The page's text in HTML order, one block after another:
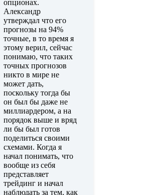
опционах.
Александр
утверждал что его
прогнозы на 94%
точные, в то время я
этому верил, сейчас
понимаю, что таких
точных прогнозов
никто в мире не
может дать,
поскольку тогда бы
он был бы даже не
миллиардером, а на
порядок выше и вряд
ли бы был готов
поделиться своими
схемами. Когда я
начал понимать, что
вообще из себя
представляет
трейдинг и начал
наблюдать за тем, как